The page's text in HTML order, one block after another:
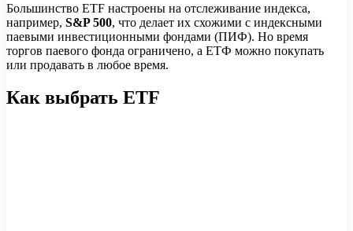
Большинство ETF настроены на отслеживание индекса,
например, S&P 500, что делает их схожими с индексными
паевыми инвестиционными фондами (ПИФ). Но время
торгов паевого фонда ограничено, а ЕТФ можно покупать
или продавать в любое время.
Как выбрать ETF